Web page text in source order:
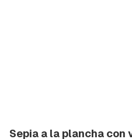
Sepia a la plancha